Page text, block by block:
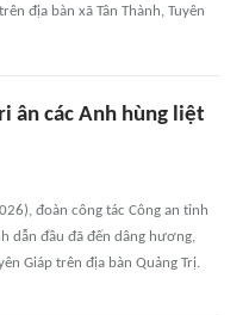
địa bàn xã Tân Thành, Tuyên
ân các Anh hùng liệt
đoàn công tác Công an tỉnh
dẫn đầu đã đến dâng hương,
Giáp trên địa bàn Quảng Trị.